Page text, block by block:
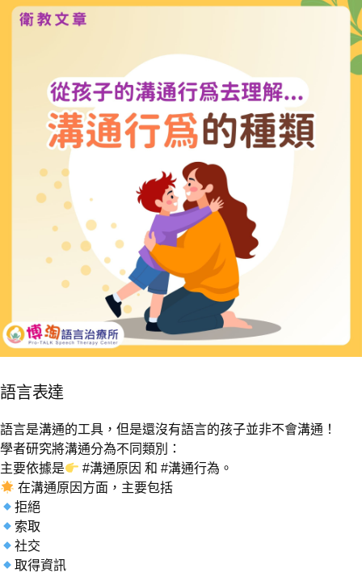
語言表達
語言是溝通的工具，但是還沒有語言的孩子並非不會溝通！
學者研究將溝通分為不同類別：
主要依據是
#溝通原因 和 #溝通行為。
在溝通原因方面，主要包括
拒絕
索取
社交
取得資訊